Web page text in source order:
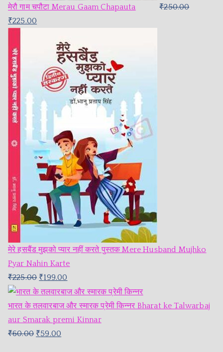
मेरौ गाम चपौटा Merau Gaam Chapauta ₹250.00
₹225.00
मेरे हसबैंड मुझको प्यार नहीं करते पुस्तक Mere Husband Mujhko
Pyar Nahin Karte
₹225.00 ₹199.00
भारत के तलवारबाज और स्मारक प्रेमी किन्नर Bharat ke Talwarbaj
aur Smarak premi Kinnar
₹60.00 ₹59.00